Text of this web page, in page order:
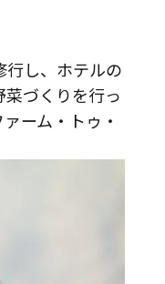
し、ホテルの
づくりを行っ
ーム・トゥ・